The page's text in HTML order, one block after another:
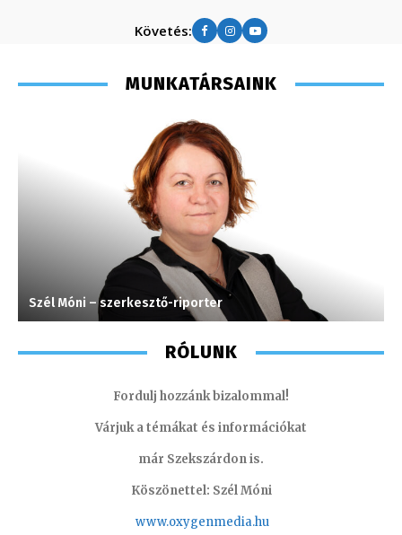
Követés:
MUNKATÁRSAINK
Szél Móni – szerkesztő-riporter
RÓLUNK
Fordulj hozzánk bizalommal!
Várjuk a témákat és információkat
már Szekszárdon is.
Köszönettel: Szél Móni
www.oxygenmedia.hu